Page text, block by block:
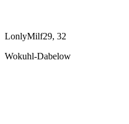
LonlyMilf29, 32
Wokuhl-Dabelow